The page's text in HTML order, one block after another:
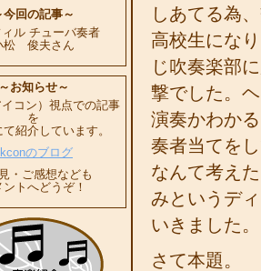
今回の記事～
ル チューバ奏者
松 俊夫さん
～お知らせ～
コン）視点での記事
を
紹介しています。
のブログ
・ご感想なども
ントへどうぞ！
しあてる為
高校生にな
じ吹奏楽部
撃でした。
演奏かわか
奏者当てを
なんて考え
みというデ
いきました。
さて本題。